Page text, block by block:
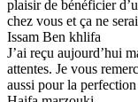
plaisir de bénéficier
chez vous et ça ne
Issam Ben khlifa
J’ai reçu aujourd’hui
attentes. Je vous
aussi pour la